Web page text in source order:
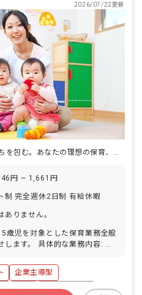
2026/07/22更新
円 ~ 1,661円
制 完全週休2日制 有給休暇
ありません。
歳児を対象とした保育業務全般
体的な業務内容: ・
の準備 ・保護者対応 ・書類作
セプトに、子ども、高齢者、障
企業主導型
有給
福利厚生充実